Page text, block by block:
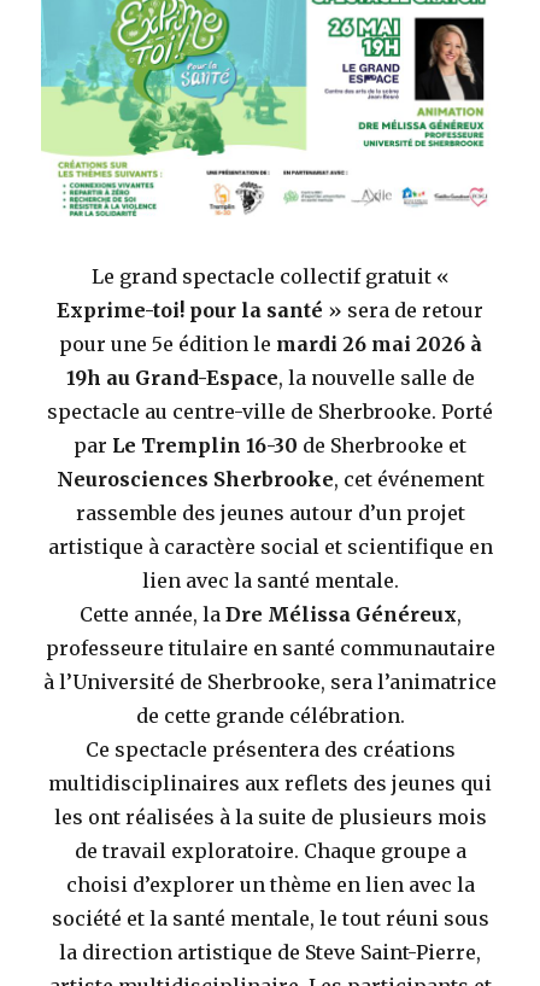
Le grand spectacle collectif gratuit «
Exprime-toi! pour la santé » sera de retour
pour une 5e édition le mardi 26 mai 2026 à
19h au Grand-Espace, la nouvelle salle de
spectacle au centre-ville de Sherbrooke. Porté
par Le Tremplin 16-30 de Sherbrooke et
Neurosciences Sherbrooke, cet événement
rassemble des jeunes autour d’un projet
artistique à caractère social et scientifique en
lien avec la santé mentale.
Cette année, la Dre Mélissa Généreux,
professeure titulaire en santé communautaire
à l’Université de Sherbrooke, sera l’animatrice
de cette grande célébration.
Ce spectacle présentera des créations
multidisciplinaires aux reflets des jeunes qui
les ont réalisées à la suite de plusieurs mois
de travail exploratoire. Chaque groupe a
choisi d’explorer un thème en lien avec la
société et la santé mentale, le tout réuni sous
la direction artistique de Steve Saint-Pierre,